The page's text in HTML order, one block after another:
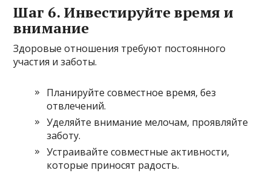
Шаг 6. Инвестируйте время и
внимание
Здоровые отношения требуют постоянного
участия и заботы.
Планируйте совместное время, без
отвлечений.
Уделяйте внимание мелочам, проявляйте
заботу.
Устраивайте совместные активности,
которые приносят радость.